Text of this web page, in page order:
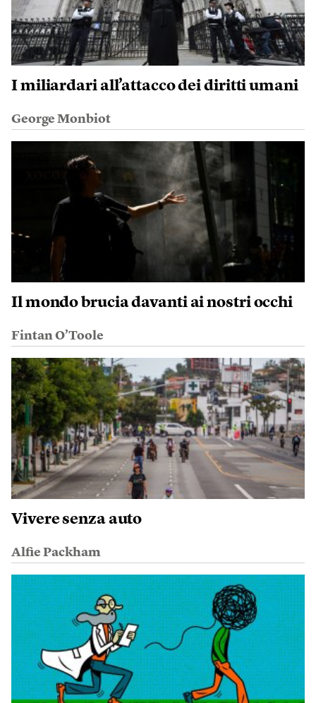
I miliardari all’attacco dei diritti umani
George Monbiot
Il mondo brucia davanti ai nostri occhi
Fintan O’Toole
Vivere senza auto
Alfie Packham